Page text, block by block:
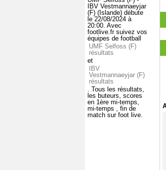
IBV Vestmannaeyjar
(F) (Islande) débute
le 22/08/2024 à
20:00. Avec
footlive.fr suivez vos
équipes de football
UMF Selfoss (F)
résultats
et
IBV
Vestmannaeyjar (F)
résultats
. Tous les résultats,
les buteurs, scores
en 1ère mi-temps,
mi-temps , fin de
match sur foot live.